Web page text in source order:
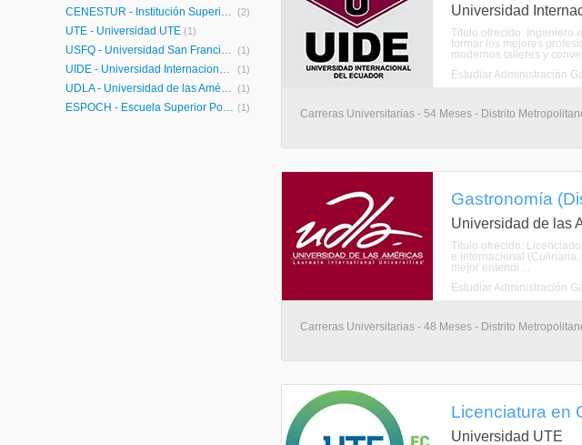
CENESTUR - Institución Superior Tecnológico CENESTUR (2)
UTE - Universidad UTE (1)
USFQ - Universidad San Francisco de Quito (1)
UIDE - Universidad Internacional de Ecuador (1)
UDLA - Universidad de las Américas (1)
ESPOCH - Escuela Superior Politécnica del Chimborazo (1)
Universidad
Título ofrecido: Ingeniero
formar los mejores
modernos talleres y
Estudiar Administración
Carreras Universitarias - 54 Meses - Distrito
Gastronomía
Universidad de las
Título ofrecido:
e internacional
mejor entendi ...
Estudiar Administración
Carreras Universitarias - 48 Meses - Distrito
Licenciatura en
Universidad UTE